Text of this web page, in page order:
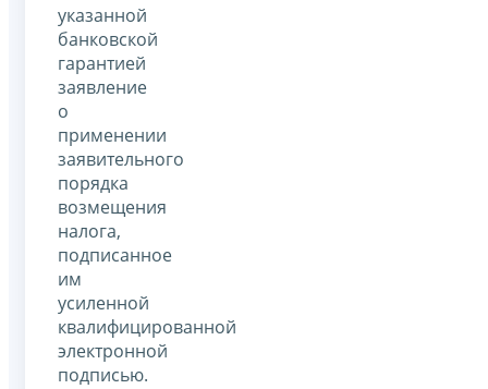
указанной
банковской
гарантией
заявление
о
применении
заявительного
порядка
возмещения
налога,
подписанное
им
усиленной
квалифицированной
электронной
подписью.